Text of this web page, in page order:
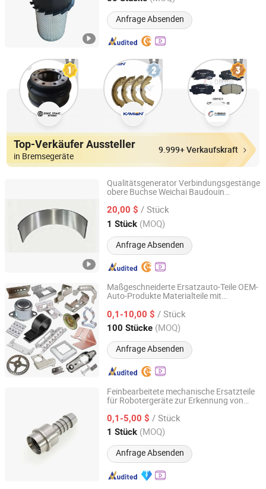
Anfrage Absenden
Top-Verkäufer Aussteller
in Bremsegeräte
9.999+ Verkaufskraft
Qualitätsgenerator Verbindungsgestänge
obere Buchse Weichai Baudouin
20,00 $ / Stück
1 Stück (MOQ)
Anfrage Absenden
Jinan Guohua Green Power Equipment Co., Ltd.
Shandong, China Seit 2018
Maßgeschneiderte Ersatzauto-Teile OEM-
Auto-Produkte Materialteile mit
Automobilgebrauch
0,1-10,00 $ / Stück
100 Stücke (MOQ)
Anfrage Absenden
Hangzhou Disheng Technology Co., Ltd.
Zhejiang, China Seit 2024
Feinbearbeitete mechanische Ersatzteile
für Robotergeräte zur Erkennung von
0,1-5,00 $ / Stück
1 Stück (MOQ)
Anfrage Absenden
Qingdao Kaijiadi Machinery Technology Co., Ltd.
Shandong, China Seit 2026